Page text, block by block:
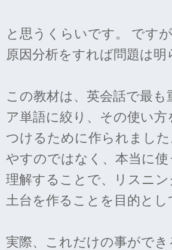
と思うくらいです。 です
原因分析をすれば問題は明
この教材は、英会話で最も
ア単語に絞り、その使い方
つけるために作られまし
やすのではなく、本当に使
理解することで、リスニ
土台を作ることを目的とし
実際、これだけの事ができ